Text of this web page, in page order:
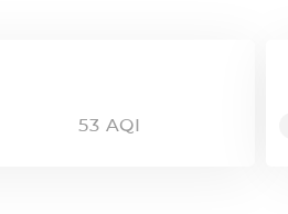
53 AQI